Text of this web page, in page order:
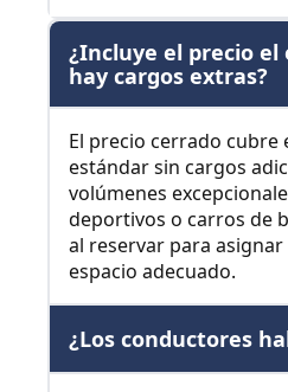
¿Incluye el precio el
hay cargos extras?
El precio cerrado cubre
estándar sin cargos
volúmenes
deportivos o carros de
al reservar para
espacio adecuado.
¿Los conductores